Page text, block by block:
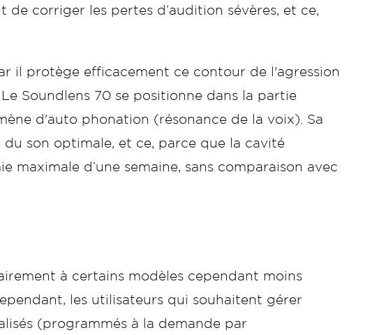
corriger les pertes d’audition sévères, et ce,
il protège efficacement ce contour de l'agression
Soundlens 70 se positionne dans la partie
d'auto phonation (résonance de la voix). Sa
son optimale, et ce, parce que la cavité
d’une semaine, sans comparaison avec
à certains modèles cependant moins
les utilisateurs qui souhaitent gérer
(programmés à la demande par